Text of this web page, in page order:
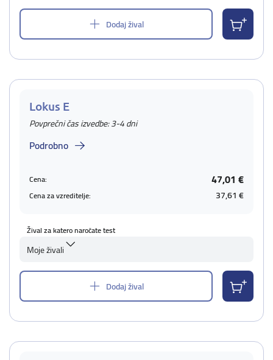
Dodaj žival
Lokus E
Povprečni čas izvedbe: 3-4 dni
Podrobno
Cena: 47,01 €
Cena za vzreditelje: 37,61 €
Žival za katero naročate test
Moje živali
Dodaj žival